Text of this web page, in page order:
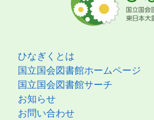
ひなぎくとは
国立国会図書館ホームページ
国立国会図書館サーチ
お知らせ
お問い合わせ